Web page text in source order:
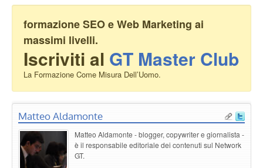
formazione SEO e Web Marketing ai
massimi livelli.
Iscriviti al GT Master Club
La Formazione Come Misura Dell’Uomo.
Matteo Aldamonte
Matteo Aldamonte - blogger, copywriter e giornalista -
è il responsabile editoriale dei contenuti sul Network
GT.